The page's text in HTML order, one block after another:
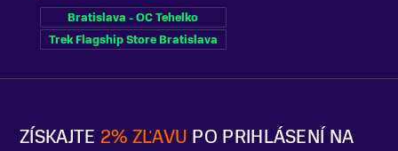
ZÍSKAJTE 2% ZĽAVU PO PRIHLÁSENÍ NA
Bratislava - OC Tehelko
Trek Flagship Store Bratislava